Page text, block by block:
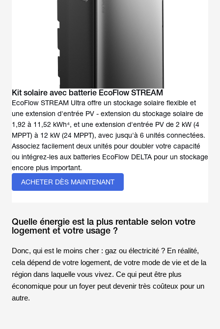
Kit solaire avec batterie EcoFlow STREAM
EcoFlow STREAM Ultra offre un stockage solaire flexible et
une extension d'entrée PV - extension du stockage solaire de
1,92 à 11,52 kWh⁴, et une extension d'entrée PV de 2 kW (4
MPPT) à 12 kW (24 MPPT), avec jusqu'à 6 unités connectées.
Associez facilement deux unités pour doubler votre capacité
ou intégrez-les aux batteries EcoFlow DELTA pour un stockage
encore plus important.
ACHETER DÈS MAINTENANT
Quelle énergie est la plus rentable selon votre
logement et votre usage ?
Donc, qui est le moins cher : gaz ou électricité ? En réalité,
cela dépend de votre logement, de votre mode de vie et de la
région dans laquelle vous vivez. Ce qui peut être plus
économique pour un foyer peut devenir très coûteux pour un
autre.